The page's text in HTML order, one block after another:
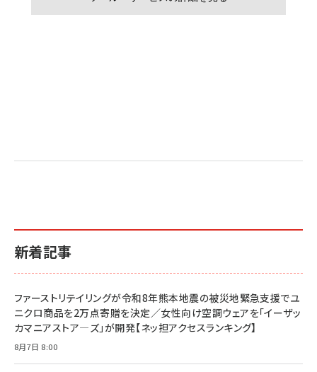
新着記事
ファーストリテイリングが令和8年熊本地震の被災地緊急支援でユ
ニクロ商品を2万点寄贈を決定／女性向け空調ウェアを「イーザッ
カマニアストア―ズ」が開発【ネッ担アクセスランキング】
8月7日 8:00